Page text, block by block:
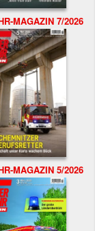
MAGAZIN 7/2026
MAGAZIN 5/2026